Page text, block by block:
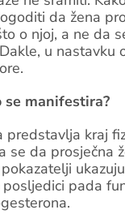
da žena
o njoj, a ne da
u
se manifestira?
predstavlja kraj
se da
pada